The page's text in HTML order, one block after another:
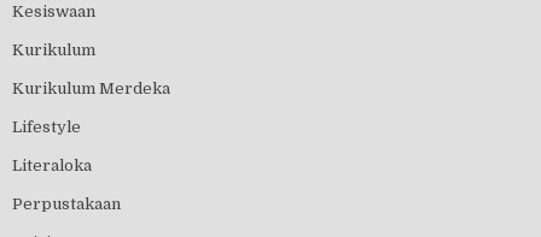
Kesiswaan
Kurikulum
Kurikulum Merdeka
Lifestyle
Literaloka
Perpustakaan